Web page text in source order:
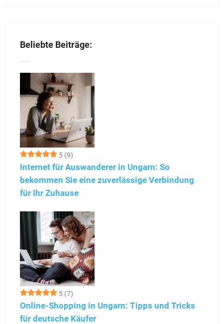
Beliebte Beiträge:
5 (9)
Internet für Auswanderer in Ungarn: So
bekommen Sie eine zuverlässige Verbindung
für Ihr Zuhause
5 (7)
Online-Shopping in Ungarn: Tipps und Tricks
für deutsche Käufer